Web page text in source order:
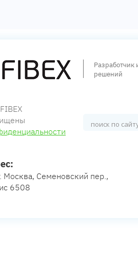
Разработчик
решений
Москва, Семеновский пер.,
6508